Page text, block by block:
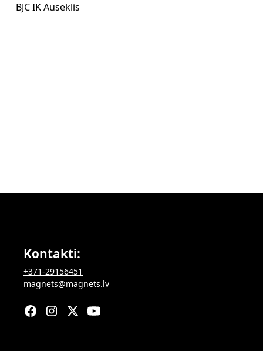
BJC IK Auseklis
Kontakti:
+371-29156451
magnets@magnets.lv